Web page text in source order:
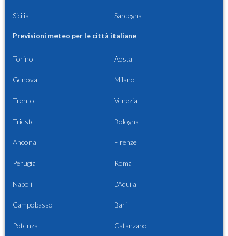
Sicilia Sardegna
Previsioni meteo per le città italiane
Torino Aosta
Genova Milano
Trento Venezia
Trieste Bologna
Ancona Firenze
Perugia Roma
Napoli L'Aquila
Campobasso Bari
Potenza Catanzaro